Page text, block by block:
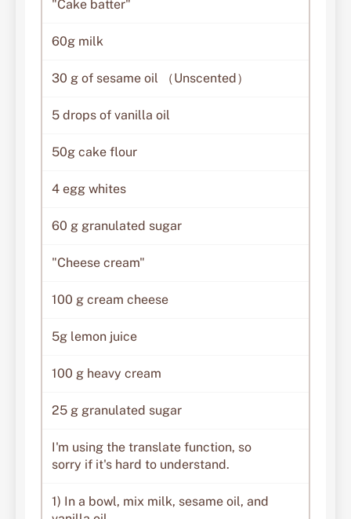
"Cake batter"
60g milk
30 g of sesame oil （Unscented）
5 drops of vanilla oil
50g cake flour
4 egg whites
60 g granulated sugar
"Cheese cream"
100 g cream cheese
5g lemon juice
100 g heavy cream
25 g granulated sugar
I'm using the translate function, so
sorry if it's hard to understand.
1) In a bowl, mix milk, sesame oil, and